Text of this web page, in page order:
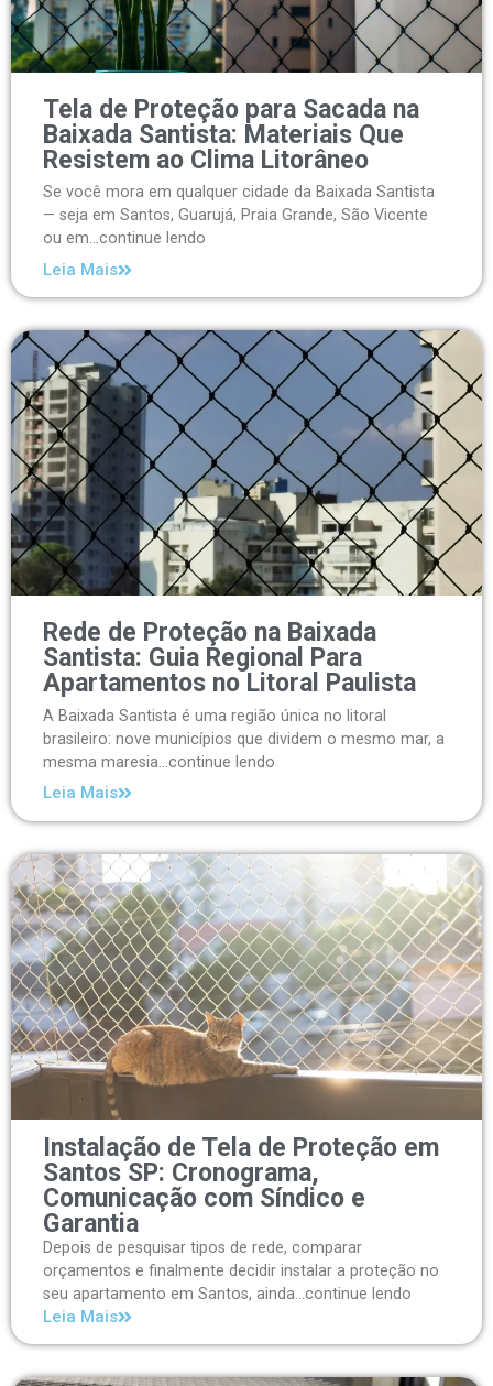
Tela de Proteção para Sacada na
Baixada Santista: Materiais Que
Resistem ao Clima Litorâneo
Se você mora em qualquer cidade da Baixada Santista
— seja em Santos, Guarujá, Praia Grande, São Vicente
ou em...continue lendo
Leia Mais
Rede de Proteção na Baixada
Santista: Guia Regional Para
Apartamentos no Litoral Paulista
A Baixada Santista é uma região única no litoral
brasileiro: nove municípios que dividem o mesmo mar, a
mesma maresia...continue lendo
Leia Mais
Instalação de Tela de Proteção em
Santos SP: Cronograma,
Comunicação com Síndico e
Garantia
Depois de pesquisar tipos de rede, comparar
orçamentos e finalmente decidir instalar a proteção no
seu apartamento em Santos, ainda...continue lendo
Leia Mais